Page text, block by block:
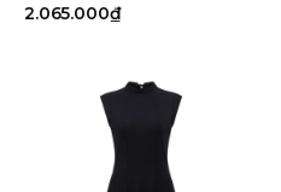
2.065.000₫